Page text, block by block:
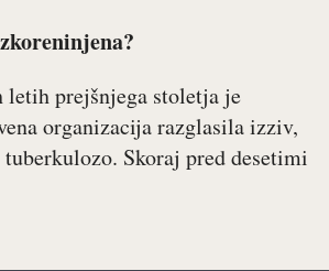
letih prejšnjega stoletja je
organizacija razglasila izziv,
Skoraj pred desetimi